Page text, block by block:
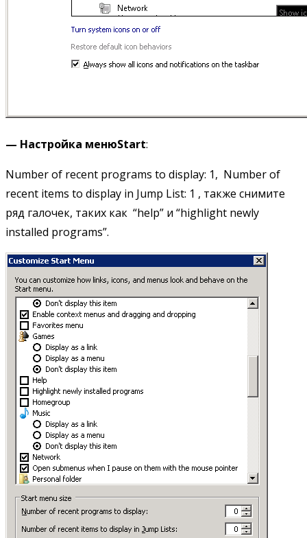
— Настройка менюStart:
Number of recent programs to display: 1, Number of
recent items to display in Jump List: 1 , также снимите
ряд галочек, таких как “help” и “highlight newly
installed programs”.